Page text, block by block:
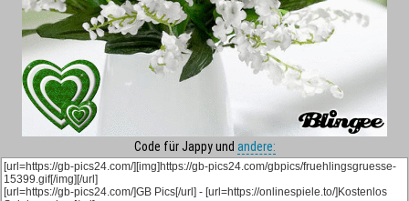
Code für Jappy und andere: